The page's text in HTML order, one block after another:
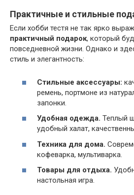
Практичные и стильные
Если хобби тестя не так ярко
практичный подарок, который
повседневной жизни. Однако и
стиль и элегантность:
Стильные аксессуары:
ремень, портмоне из
запонки.
Удобная одежда. Теплый
удобный халат,
Техника для дома.
кофеварка, мультиварка.
Товары для отдыха.
настольная игра.